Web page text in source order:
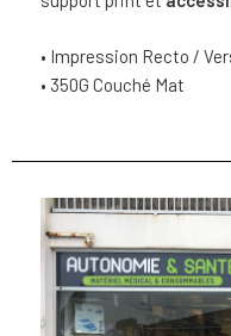
• Impression Recto /
• 350G Couché Mat